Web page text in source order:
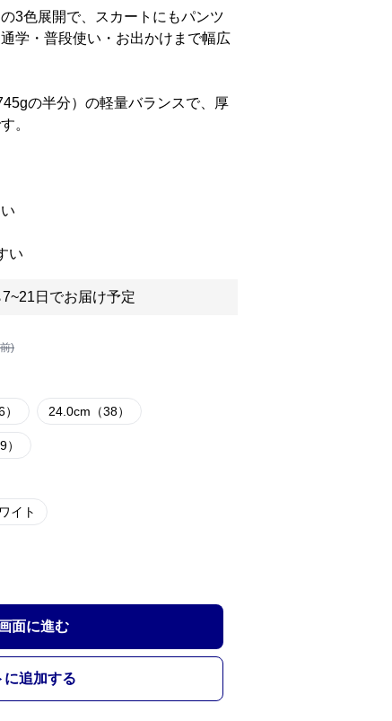
3色展開で、スカートにもパンツ
学・普段使い・お出かけまで幅広
の半分）の軽量バランスで、厚
。
い
日でお届け予定
)
24.0cm（38）
イト
面に進む
に追加する